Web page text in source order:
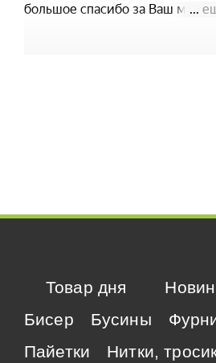
Товар дня
Бисер
Бусины
Пайетки
Нитки,